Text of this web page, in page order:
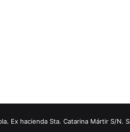
Ex hacienda Sta. Catarina Mártir S/N.